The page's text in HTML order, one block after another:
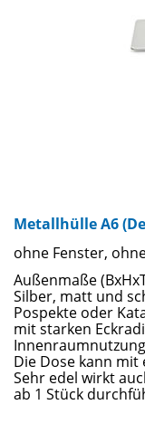
Metallhülle A6
ohne Fenster,
Außenmaße
Silber, matt und
Pospekte oder
mit starken
Die Dose kann
Sehr edel wirkt
ab 1 Stück